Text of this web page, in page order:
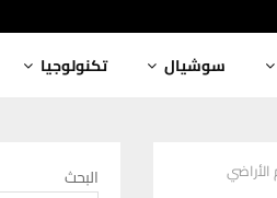
سوشيال تكنولوجيا
البحث